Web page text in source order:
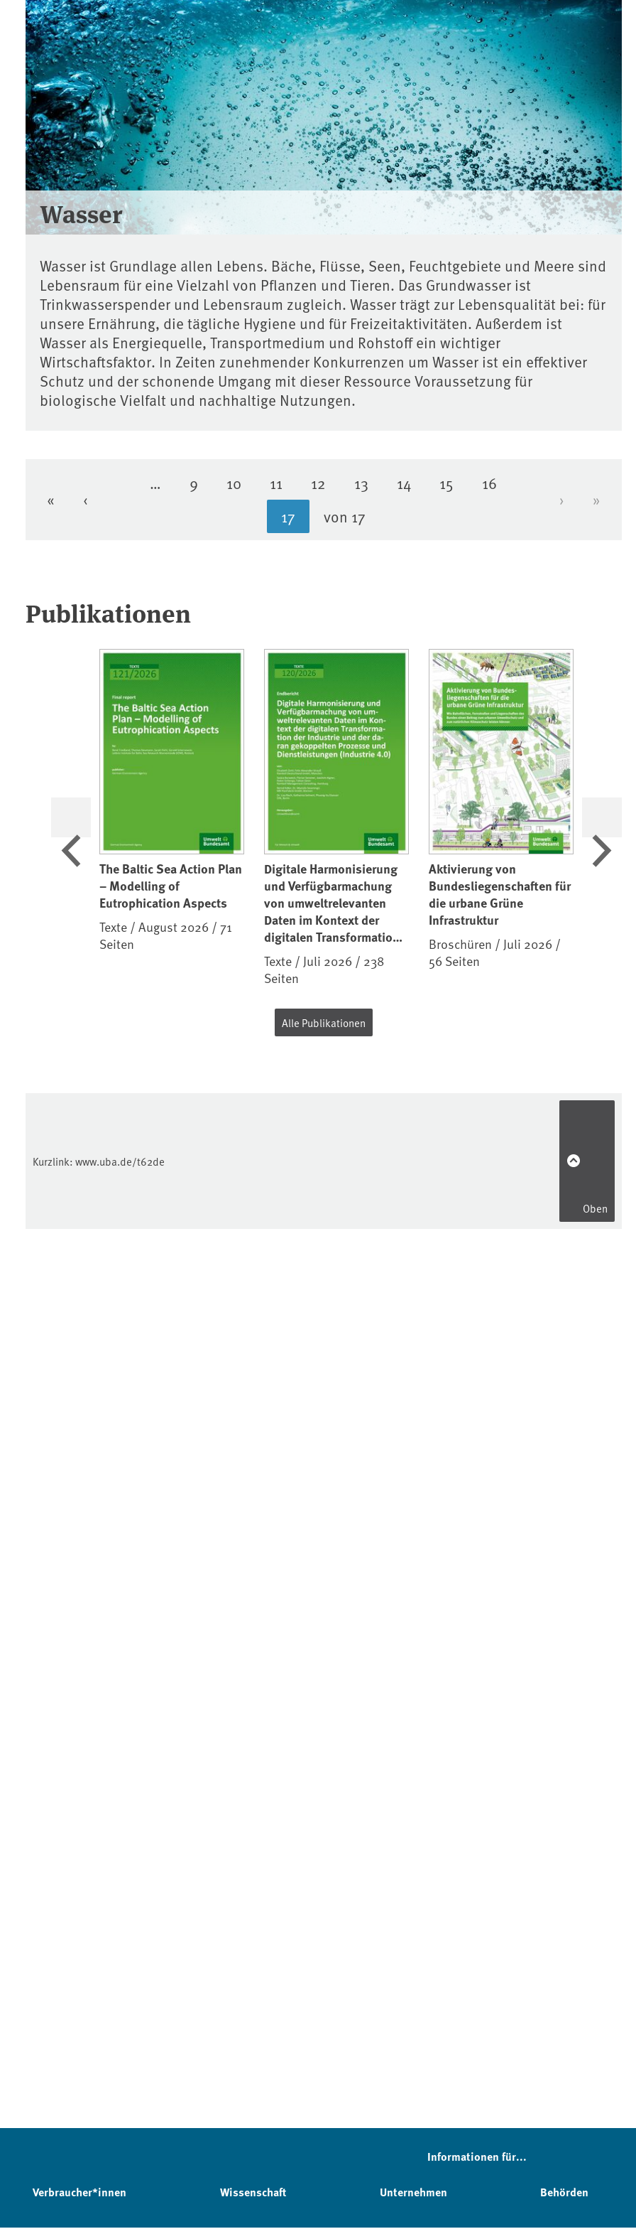
Wasser
Wasser ist Grundlage allen Lebens. Bäche, Flüsse, Seen, Feuchtgebiete und Meere sind
Lebensraum für eine Vielzahl von Pflanzen und Tieren. Das Grundwasser ist
Trinkwasserspender und Lebensraum zugleich. Wasser trägt zur Lebensqualität bei: für
unsere Ernährung, die tägliche Hygiene und für Freizeitaktivitäten. Außerdem ist
Wasser als Energiequelle, Transportmedium und Rohstoff ein wichtiger
Wirtschaftsfaktor. In Zeiten zunehmender Konkurrenzen um Wasser ist ein effektiver
Schutz und der schonende Umgang mit dieser Ressource Voraussetzung für
biologische Vielfalt und nachhaltige Nutzungen.
Erste Seite
« Vorherige Seite
‹
… Seite
9 Seite
10 Seite
11 Seite
12 Seite
13 Seite
14 Seite
15 Seite
16
Aktuelle Seite
17 von 17 Nächste
› »
Publikationen
The Baltic Sea Action Plan
– Modelling of
Eutrophication Aspects
Texte / August 2026 / 71
Seiten
Digitale Harmonisierung
und Verfügbarmachung
von umweltrelevanten
Daten im Kontext der
digitalen Transformation
der Industrie und der
daran gekoppelten
Prozesse und
Dienstleistungen
(Industrie 4.0)
Texte / Juli 2026 / 238
Seiten
Aktivierung von
Bundesliegenschaften für
die urbane Grüne
Infrastruktur
Broschüren / Juli 2026 /
56 Seiten
North
Texte
Alle Publikationen
Kurzlink: www.uba.de/t62de
Oben
Informationen für...
Verbraucher*innen Wissenschaft Unternehmen Behörden